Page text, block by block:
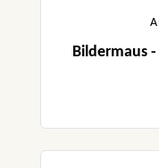
Bildermaus